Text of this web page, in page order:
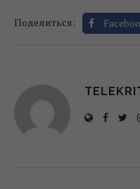
Поделиться: